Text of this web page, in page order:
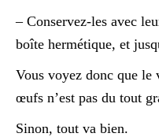
– Conservez-les avec
boîte hermétique, et
Vous voyez donc que le
œufs n’est pas du tout
Sinon, tout va bien.